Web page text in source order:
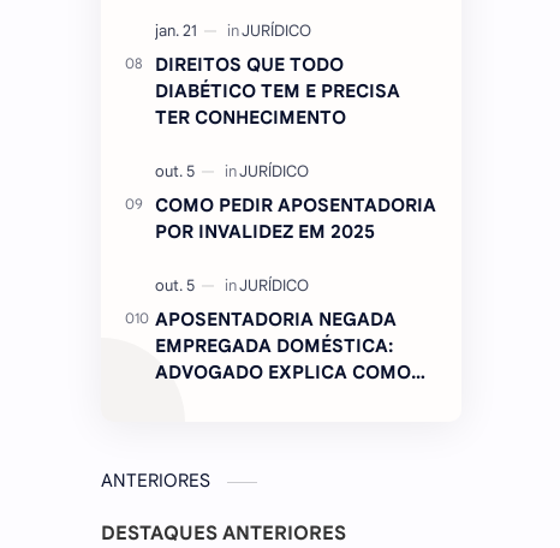
DIREITOS QUE TODO
DIABÉTICO TEM E PRECISA
TER CONHECIMENTO
COMO PEDIR APOSENTADORIA
POR INVALIDEZ EM 2025
APOSENTADORIA NEGADA
EMPREGADA DOMÉSTICA:
ADVOGADO EXPLICA COMO
ANTERIORES
DESTAQUES ANTERIORES